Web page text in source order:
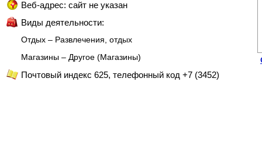
Веб-адрес: сайт не указан
Виды деятельности:
Отдых – Развлечения, отдых
Магазины – Другое (Магазины)
Почтовый индекс 625, телефонный код +7 (3452)